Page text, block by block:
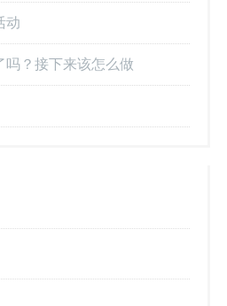
动
吗？接下来该怎么做